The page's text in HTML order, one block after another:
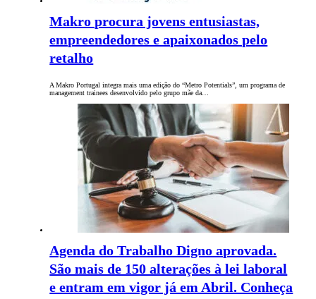
Makro procura jovens entusiastas,
empreendedores e apaixonados pelo
retalho
A Makro Portugal integra mais uma edição do “Metro Potentials”, um programa de
management trainees desenvolvido pelo grupo mãe da…
Agenda do Trabalho Digno aprovada.
São mais de 150 alterações à lei laboral
e entram em vigor já em Abril. Conheça